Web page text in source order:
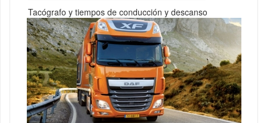
Tacógrafo y tiempos de conducción y descanso